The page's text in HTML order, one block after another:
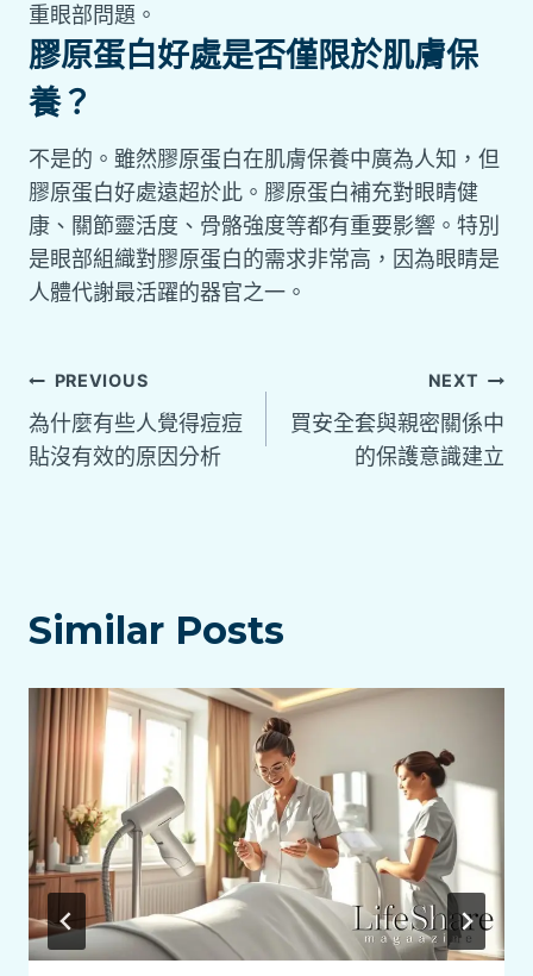
重眼部問題。
膠原蛋白好處是否僅限於肌膚保
養？
不是的。雖然膠原蛋白在肌膚保養中廣為人知，但
膠原蛋白好處遠超於此。膠原蛋白補充對眼睛健
康、關節靈活度、骨骼強度等都有重要影響。特別
是眼部組織對膠原蛋白的需求非常高，因為眼睛是
人體代謝最活躍的器官之一。
PREVIOUS
為什麼有些人覺得痘痘
貼沒有效的原因分析
NEXT
買安全套與親密關係中
的保護意識建立
Similar Posts